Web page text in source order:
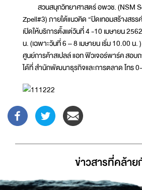
สวนสนุกวิทยาศาสตร์ อพวช. (NSM
Zpell#3) ภายใต้แนวคิด “ปิดเทอมสร้างสร
เปิดให้บริการตั้งแต่วันที่ 4 -10 เมษายน
น. (เฉพาะวันที่ 6 – 8 เมษายน เริ่ม 10.00
ศูนย์การค้าสเปลล์ แอท ฟิวเจอร์พาร์ค สอบ
ได้ที่ สำนักพัฒนาธุรกิจและการตลาด โทร
ข่าวสารที่่คล้า